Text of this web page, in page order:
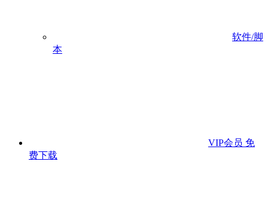
软件/脚
本
VIP会员 免
费下载